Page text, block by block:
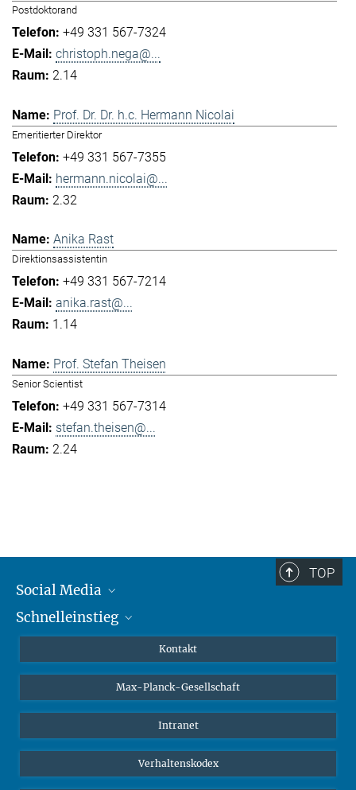
Postdoktorand
+49 331 567-7324
christoph.nega@...
2.14
Prof. Dr. Dr. h.c. Hermann Nicolai
Emeritierter Direktor
+49 331 567-7355
hermann.nicolai@...
2.32
Anika Rast
Direktionsassistentin
+49 331 567-7214
anika.rast@...
1.14
Prof. Stefan Theisen
Senior Scientist
+49 331 567-7314
stefan.theisen@...
2.24
TOP
Social Media
Mastodon
Schnelleinstieg
Schüler*innen
Öffentlichkeit
Alumnae | Alumni
Kontakt
Max-Planck-Gesellschaft
Intranet
Verhaltenskodex